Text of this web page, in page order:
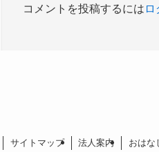
コメントを投稿するには ロ
サイトマップ 法人案内 おはな